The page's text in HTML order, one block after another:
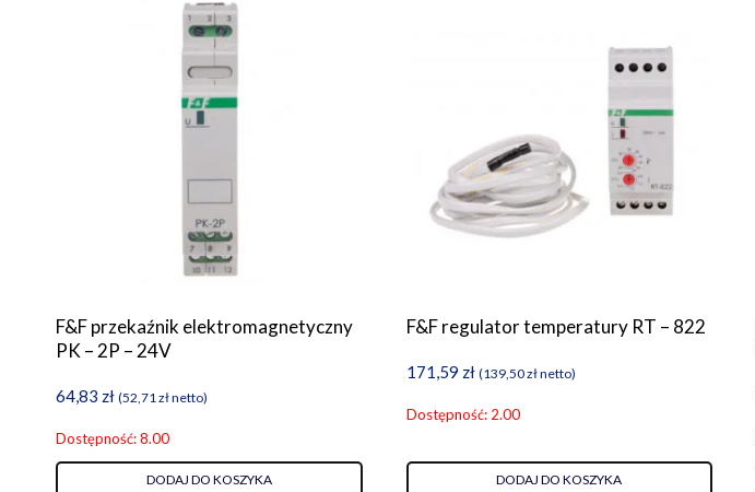
F&F przekaźnik elektromagnetyczny
PK – 2P – 24V
64,83 zł (52,71 złnetto)
Dostępność: 8.00
DODAJ DO KOSZYKA
F&F regulator temperatury RT – 822
171,59 zł (139,50złnetto)
Dostępność: 2.00
DODAJ DO KOSZYKA